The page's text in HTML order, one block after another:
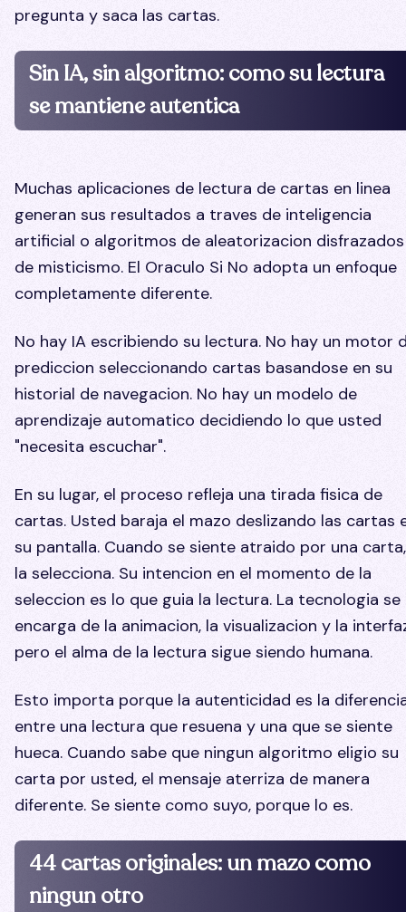
pregunta y saca las cartas.
Sin IA, sin algoritmo: como su lectura
se mantiene autentica
Muchas aplicaciones de lectura de cartas en linea
generan sus resultados a traves de inteligencia
artificial o algoritmos de aleatorizacion disfrazados
de misticismo. El Oraculo Si No adopta un enfoque
completamente diferente.
No hay IA escribiendo su lectura. No hay un motor
prediccion seleccionando cartas basandose en su
historial de navegacion. No hay un modelo de
aprendizaje automatico decidiendo lo que usted
"necesita escuchar".
En su lugar, el proceso refleja una tirada fisica de
cartas. Usted baraja el mazo deslizando las cartas
su pantalla. Cuando se siente atraido por una carta,
la selecciona. Su intencion en el momento de la
seleccion es lo que guia la lectura. La tecnologia se
encarga de la animacion, la visualizacion y la
pero el alma de la lectura sigue siendo humana.
Esto importa porque la autenticidad es la
entre una lectura que resuena y una que se siente
hueca. Cuando sabe que ningun algoritmo eligio su
carta por usted, el mensaje aterriza de manera
diferente. Se siente como suyo, porque lo es.
44 cartas originales: un mazo como
ningun otro